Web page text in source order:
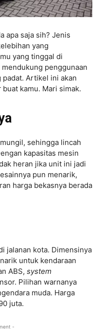
apa saja sih? Jenis
yang
yang tinggal di
penggunaan
Artikel ini akan
buat kamu. Mari simak.
sehingga lincah
kapasitas mesin
heran jika unit ini jadi
pun menarik,
harga bekasnya berada
jalanan kota. Dimensinya
untuk kendaraan
ABS, system
Pilihan warnanya
muda. Harga
juta.
-